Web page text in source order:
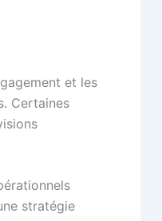
et les
Certaines
stratégie